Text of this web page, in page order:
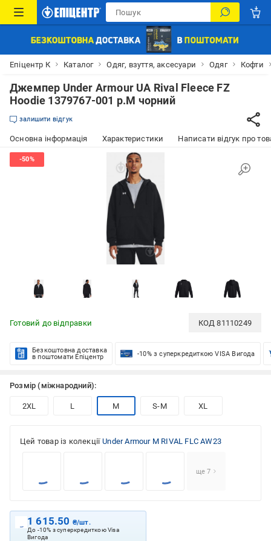
Епіцентр К Каталог Одяг, взуття, аксесуари Одяг Кофти
Джемпер Under Armour UA Rival Fleece FZ
Hoodie 1379767-001 р.M чорний
залишити відгук
Основна інформація Характеристики Написати відгук про
Готовий до відправки КОД81110249
Безкоштовна доставка
в поштомати Епіцентр
-10% з суперкредиткою VISA Вигода
Розмір (міжнародний):
2XL L M S-M XL
Цей товар із колекції Under Armour M RIVAL FLC AW23
ще 7
1 615.50 ₴/шт.
До -10% з суперкредиткою Visa
Вигода